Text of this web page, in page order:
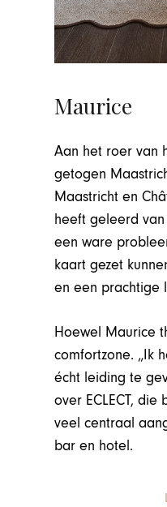
Maurice
Aan het roer van
getogen
Maastricht en
heeft geleerd
een ware
kaart gezet
en een prachtige
Hoewel Maurice
comfortzone. „Ik
écht leiding te
over ECLECT,
veel centraal
bar en hotel.